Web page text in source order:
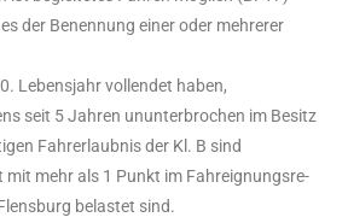
der Benen­nung einer oder mehrerer
Lebens­jahr voll­endet haben,
seit 5 Jahren unun­ter­bro­chen im Besitz
Fahr­er­laubnis der Kl. B sind
mit mehr als 1 Punkt im Fahr­eig­nungs­re­
belastet sind.